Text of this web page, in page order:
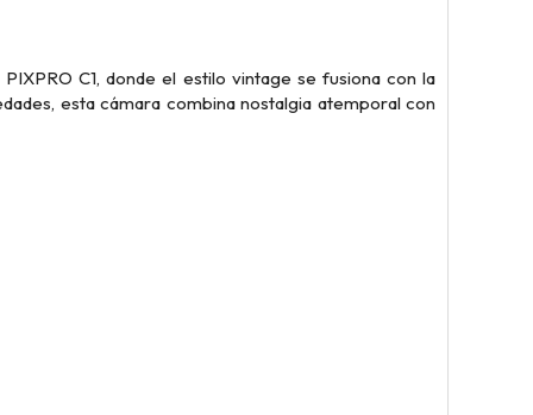
C1, donde el estilo vintage se fusiona con la
esta cámara combina nostalgia atemporal con